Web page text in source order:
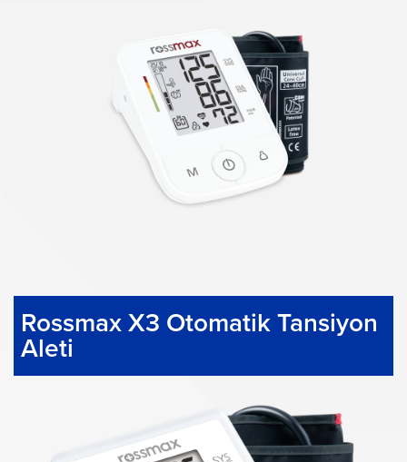
Rossmax X3 Otomatik Tansiyon
Aleti